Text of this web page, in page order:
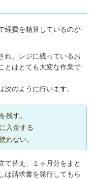
経費を精算しているのが
れ、レジに残っているお
とはとても大変な作業で
のように行います。
残す。
入金する
わない。
て替え、１ヶ月分をまと
は請求書を発行してもら